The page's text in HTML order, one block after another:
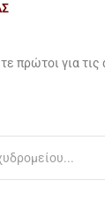
πρώτοι για τις